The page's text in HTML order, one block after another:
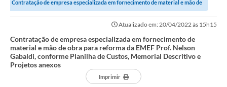
Contratação de empresa especializada em fornecimento de material e mão de
Atualizado em: 20/04/2022 às 15h15
Contratação de empresa especializada em fornecimento de
material e mão de obra para reforma da EMEF Prof. Nelson
Gabaldi, conforme Planilha de Custos, Memorial Descritivo e
Projetos anexos
Imprimir